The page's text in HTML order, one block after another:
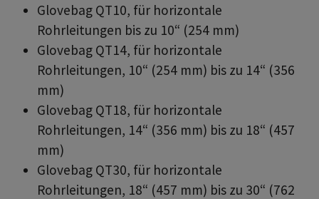
Glovebag QT10, für horizontale
Rohrleitungen bis zu 10“ (254 mm)
Glovebag QT14, für horizontale
Rohrleitungen, 10“ (254 mm) bis zu 14“ (356
mm)
Glovebag QT18, für horizontale
Rohrleitungen, 14“ (356 mm) bis zu 18“ (457
mm)
Glovebag QT30, für horizontale
Rohrleitungen, 18“ (457 mm) bis zu 30“ (762